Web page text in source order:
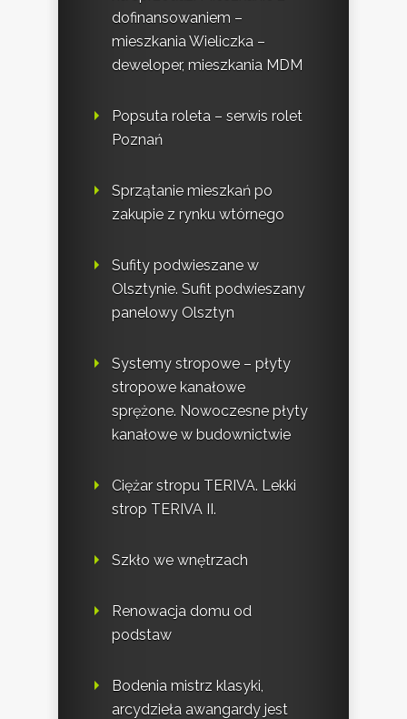
dofinansowaniem –
mieszkania Wieliczka –
deweloper, mieszkania MDM
Popsuta roleta – serwis rolet
Poznań
Sprzątanie mieszkań po
zakupie z rynku wtórnego
Sufity podwieszane w
Olsztynie. Sufit podwieszany
panelowy Olsztyn
Systemy stropowe – płyty
stropowe kanałowe
sprężone. Nowoczesne płyty
kanałowe w budownictwie
Ciężar stropu TERIVA. Lekki
strop TERIVA II.
Szkło we wnętrzach
Renowacja domu od
podstaw
Bodenia mistrz klasyki,
arcydzieła awangardy jest